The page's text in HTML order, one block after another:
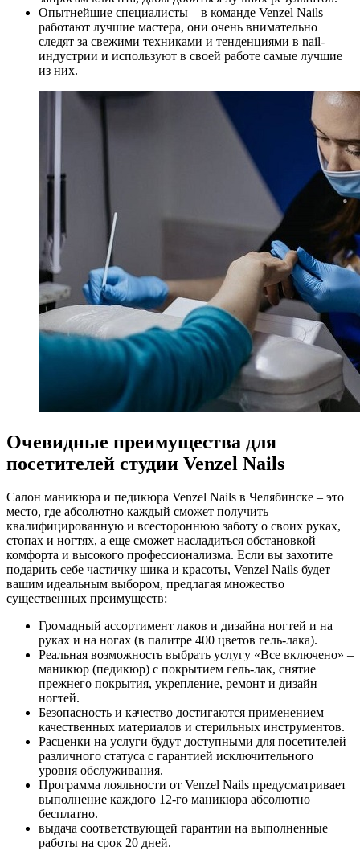
Опытнейшие специалисты – в команде Venzel Nails
работают лучшие мастера, они очень внимательно
следят за свежими техниками и тенденциями в nail-
индустрии и используют в своей работе самые лучшие
из них.
Очевидные преимущества для
посетителей студии Venzel Nails
Салон маникюра и педикюра Venzel Nails в Челябинске – это
место, где абсолютно каждый сможет получить
квалифицированную и всестороннюю заботу о своих руках,
стопах и ногтях, а еще сможет насладиться обстановкой
комфорта и высокого профессионализма. Если вы захотите
подарить себе частичку шика и красоты, Venzel Nails будет
вашим идеальным выбором, предлагая множество
существенных преимуществ:
Громадный ассортимент лаков и дизайна ногтей и на
руках и на ногах (в палитре 400 цветов гель-лака).
Реальная возможность выбрать услугу «Все включено» –
маникюр (педикюр) с покрытием гель-лак, снятие
прежнего покрытия, укрепление, ремонт и дизайн
ногтей.
Безопасность и качество достигаются применением
качественных материалов и стерильных инструментов.
Расценки на услуги будут доступными для посетителей
различного статуса с гарантией исключительного
уровня обслуживания.
Программа лояльности от Venzel Nails предусматривает
выполнение каждого 12-го маникюра абсолютно
бесплатно.
выдача соответствующей гарантии на выполненные
работы на срок 20 дней.